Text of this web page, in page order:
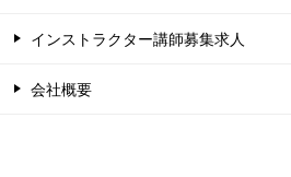
インストラクター講師募集求人
会社概要